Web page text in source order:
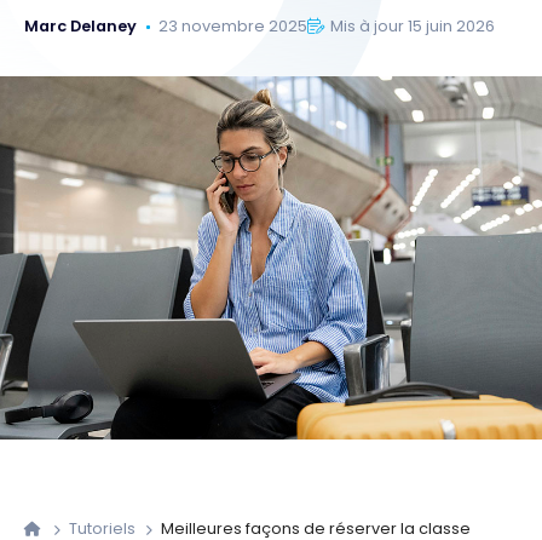
Marc Delaney 23 novembre 2025 Mis à jour 15 juin 2026
Tutoriels
Meilleures façons de réserver la classe